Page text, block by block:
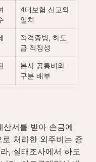
4대보험 신고와
일치
적격증빙, 하도
급 적정성
본사 공통비와
구분 배부
서를 받아 손금에
로 처리한 외주비는 증
, 실태조사에서 하도